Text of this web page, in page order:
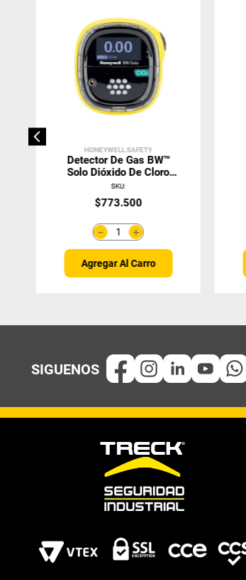
HONEYWELL SAFETY
Detector De Gas BW™
Solo Dióxido De Cloro
(CLO2)
SKU:
$773.500
＋
－
Agregar Al Carro